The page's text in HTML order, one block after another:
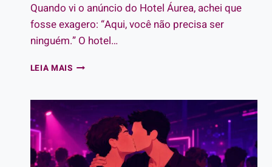
Quando vi o anúncio do Hotel Áurea, achei que
fosse exagero: “Aqui, você não precisa ser
ninguém.” O hotel…
LEIA MAISSEM
LIMITES:
O
PRAZER
DO
ANONIMATO